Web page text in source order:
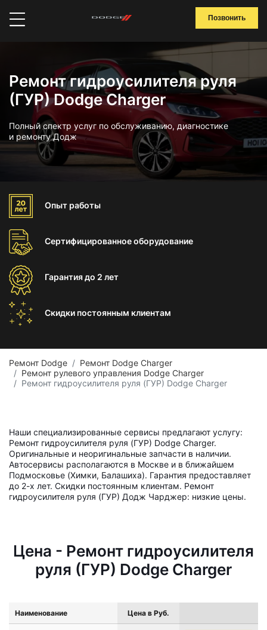
Позвонить
Ремонт гидроусилителя руля
(ГУР) Dodge Charger
Полный спектр услуг по обслуживанию, диагностике
и ремонту Додж
Опыт работы
Сертифицированноеоборудование
Гарантиядо 2 лет
Скидки постоянным клиентам
Ремонт Dodge
Ремонт Dodge Charger
Ремонт рулевого управления Dodge Charger
Ремонт гидроусилителя руля (ГУР) Dodge Charger
Наши специализированные сервисы предлагают услугу:
Ремонт гидроусилителя руля (ГУР) Dodge Charger.
Оригинальные и неоригинальные запчасти в наличии.
Автосервисы располагаются в Москве и в ближайшем
Подмосковье (Химки, Балашиха). Гарантия предоставляет
до 2-х лет. Скидки постоянным клиентам. Ремонт
гидроусилителя руля (ГУР) Додж Чарджер: низкие цены.
Цена - Ремонт гидроусилителя
руля (ГУР) Dodge Charger
Наименование Цена в Руб.